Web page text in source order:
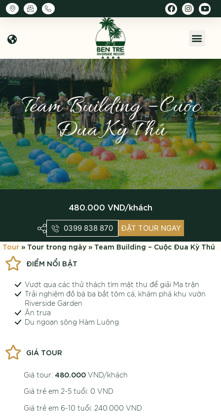
Team Building – Cuộc
Đua Kỳ Thú
480.000 VND/khách
0399 838 870
ĐẶT TOUR NGAY
Tour » Tour trong ngày » Team Building – Cuộc Đua Kỳ Thú
ĐIỂM NỔI BẬT
Vượt qua các thử thách tìm mật thư để giải Ma trận
Trải nghiệm đồ bà ba bắt tôm cá, khám phá khu vườn
Riverside Garden
Ăn trưa
Du ngoạn sông Hàm Luông
GIÁ TOUR
Giá tour: 480.000 VND/khách
Giá trẻ em 2-5 tuổi: 0 VND
Giá trẻ em 6-10 tuổi: 240.000 VND